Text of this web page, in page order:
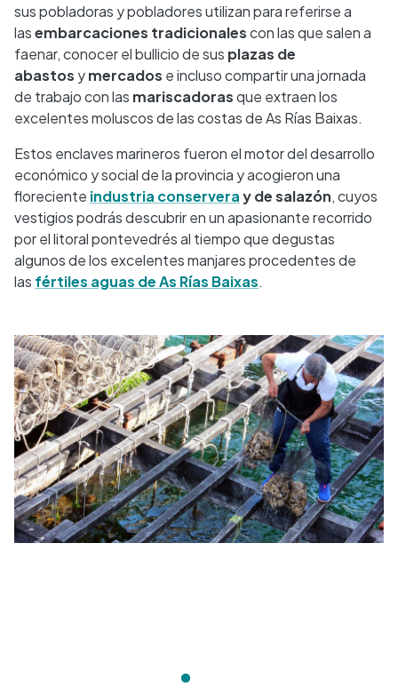
sus pobladoras y pobladores utilizan para referirse a
lasembarcaciones tradicionalescon las que salen a
faenar, conocer el bullicio de sus plazas de
abastos ymercados e incluso compartir una jornada
de trabajo con las mariscadorasque extraen los
excelentes moluscos de las costas de As Rías Baixas.
Estos enclaves marineros fueron el motor del desarrollo
económico y social de la provincia y acogieron una
floreciente industria conserveray de salazón, cuyos
vestigios podrás descubrir en un apasionante recorrido
por el litoral pontevedrés al tiempo que degustas
algunos de los excelentes manjares procedentes de
las fértiles aguas de As Rías Baixas.